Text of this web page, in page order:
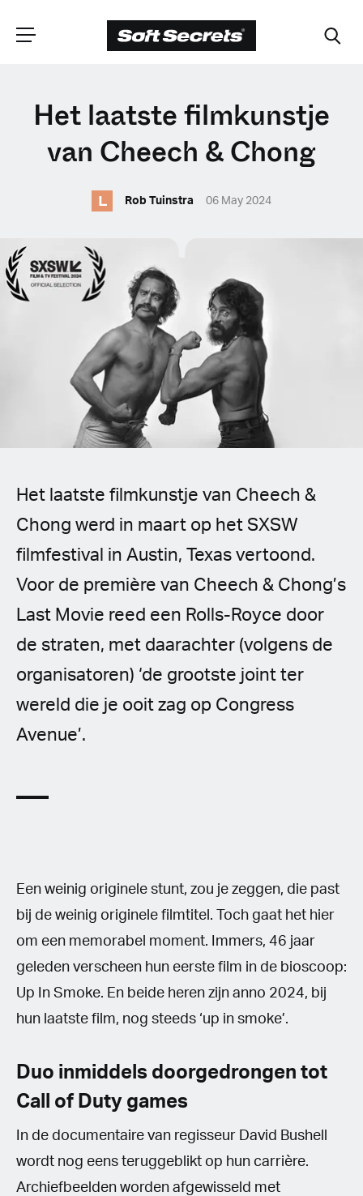
CHOOSE YOUR
LANGUAGE
English (United Kingdom)
English (United States)
Spanish (Spain)
Spanish (Latin America)
German
French
Italian
Czech
Polish
Het laatste filmkunstje
van Cheech & Chong
L Rob Tuinstra 06 May 2024
Het laatste filmkunstje van Cheech &
Chong werd in maart op het SXSW
filmfestival in Austin, Texas vertoond.
Voor de première van Cheech & Chong’s
Last Movie reed een Rolls-Royce door
de straten, met daarachter (volgens de
organisatoren) ‘de grootste joint ter
wereld die je ooit zag op Congress
Avenue’.
Een weinig originele stunt, zou je zeggen, die past
bij de weinig originele filmtitel. Toch gaat het hier
om een memorabel moment. Immers, 46 jaar
geleden verscheen hun eerste film in de bioscoop:
Up In Smoke. En beide heren zijn anno 2024, bij
hun laatste film, nog steeds ‘up in smoke’.
Duo inmiddels doorgedrongen tot
Call of Duty games
In de documentaire van regisseur David Bushell
wordt nog eens teruggeblikt op hun carrière.
Archiefbeelden worden afgewisseld met